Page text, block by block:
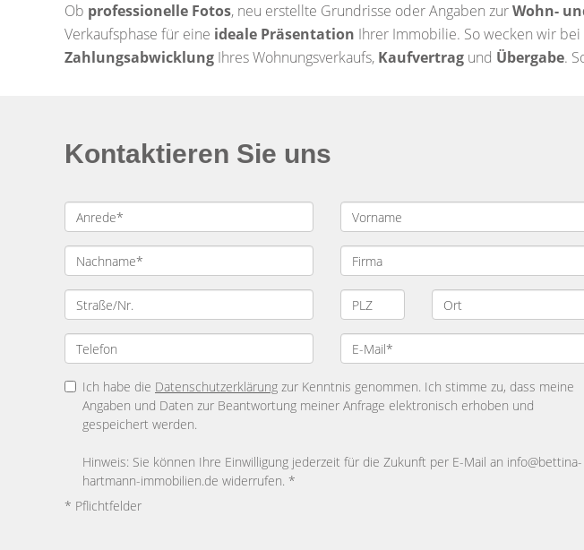
Ob professionelle Fotos, neu erstellte Grundrisse oder Angaben zurWohn-
Verkaufsphase für eine ideale Präsentation Ihrer Immobilie. So wecken wir
Zahlungsabwicklung Ihres Wohnungsverkaufs, Kaufvertrag und Übergabe.
Kontaktieren Sie uns
Ich habe die Datenschutzerklärung zur Kenntnis genommen. Ich stimme zu, dass meine
Angaben und Daten zur Beantwortung meiner Anfrage elektronisch erhoben und
gespeichert werden.
Hinweis: Sie können Ihre Einwilligung jederzeit für die Zukunft per E-Mail an info@bettina-
hartmann-immobilien.de widerrufen. *
* Pflichtfelder